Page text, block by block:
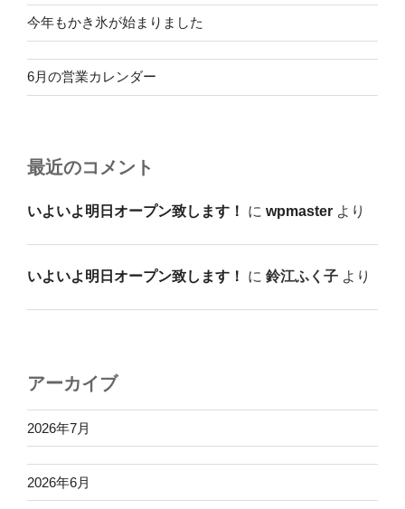
今年もかき氷が始まりました
6月の営業カレンダー
最近のコメント
いよいよ明日オープン致します！ に wpmaster より
いよいよ明日オープン致します！ に 鈴江ふく子 より
アーカイブ
2026年7月
2026年6月